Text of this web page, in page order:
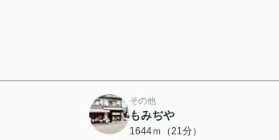
その他
もみぢや
1644ｍ（21分）